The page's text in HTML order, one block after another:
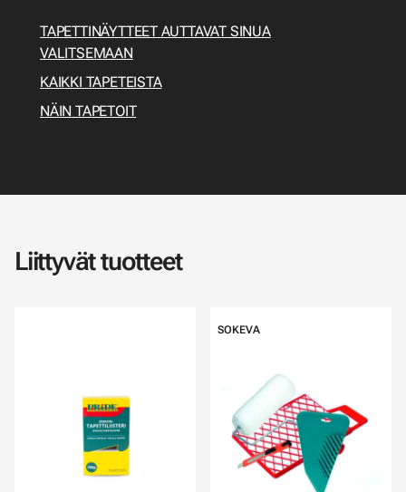
TAPETTINÄYTTEET AUTTAVAT SINUA
VALITSEMAAN
KAIKKI TAPETEISTA
NÄIN TAPETOIT
Liittyvät tuotteet
SOKEVA